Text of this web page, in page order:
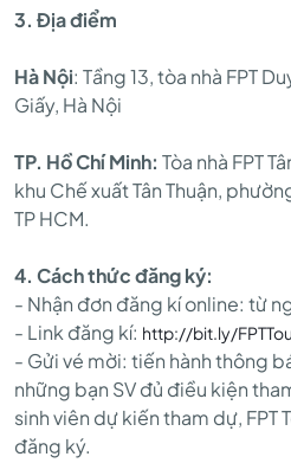
3. Địa điểm
Hà Nội: Tầng 13, tòa nhà FPT
Giấy, Hà Nội
TP. Hồ Chí Minh: Tòa nhà FPT
khu Chế xuất Tân Thuận,
TP HCM.
4. Cách thức đăng ký:
- Nhận đơn đăng kí online: từ
- Link đăng kí: http://bit.ly/
- Gửi vé mời: tiến hành thông
những bạn SV đủ điều kiện
sinh viên dự kiến tham dự, FPT
đăng ký.